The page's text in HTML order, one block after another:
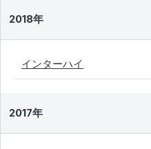
2018年
インターハイ
2017年